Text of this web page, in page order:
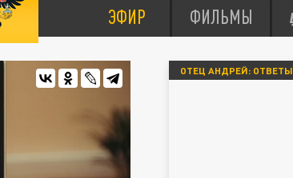
ЭФИР ФИЛЬМЫ
ОТЕЦ АНДРЕЙ: ОТВЕТЫ